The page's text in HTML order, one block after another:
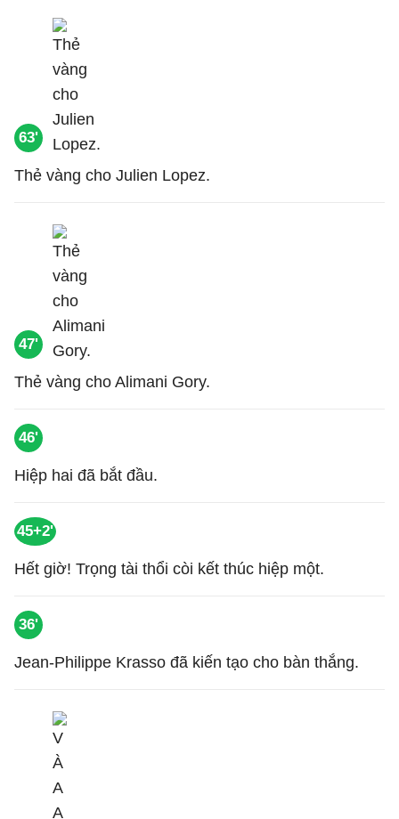
63'
Thẻ vàng cho Julien Lopez.
47'
Thẻ vàng cho Alimani Gory.
46'
Hiệp hai đã bắt đầu.
45+2'
Hết giờ! Trọng tài thổi còi kết thúc hiệp một.
36'
Jean-Philippe Krasso đã kiến tạo cho bàn thắng.